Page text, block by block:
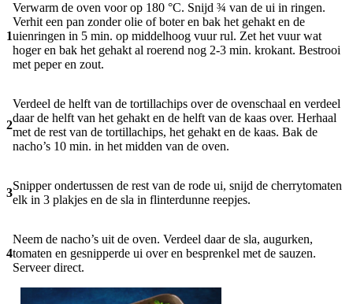
1
Verwarm de oven voor op 180 °C. Snijd ¾ van de ui in ringen.
Verhit een pan zonder olie of boter en bak het gehakt en de
uienringen in 5 min. op middelhoog vuur rul. Zet het vuur wat
hoger en bak het gehakt al roerend nog 2-3 min. krokant. Bestrooi
met peper en zout.
2
Verdeel de helft van de tortillachips over de ovenschaal en verdeel
daar de helft van het gehakt en de helft van de kaas over. Herhaal
met de rest van de tortillachips, het gehakt en de kaas. Bak de
nacho’s 10 min. in het midden van de oven.
3
Snipper ondertussen de rest van de rode ui, snijd de cherrytomaten
elk in 3 plakjes en de sla in flinterdunne reepjes.
4
Neem de nacho’s uit de oven. Verdeel daar de sla, augurken,
tomaten en gesnipperde ui over en besprenkel met de sauzen.
Serveer direct.